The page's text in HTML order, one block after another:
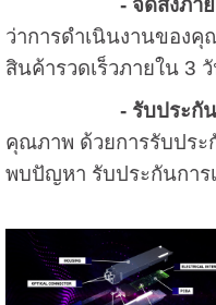
- จัดส่งภา
ว่าการดำเนินงานของ
สินค้ารวดเร็วภายใน 3
- รับประกัน
คุณภาพ ด้วยการรับปร
พบปัญหา รับประกันการ